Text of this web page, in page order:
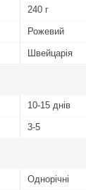
240 г
Рожевий
Швейцарія
10-15 днів
3-5
Однорічні